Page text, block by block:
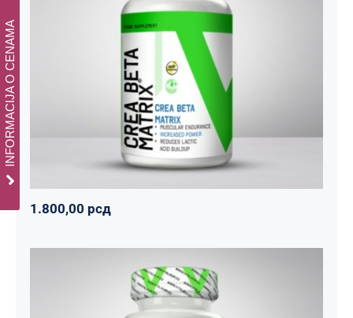
CREA BETA MATRIX
Napumpanko Svi proizvodi
1.800,00 рсд
1.800,00 рсд
INFORMACIJA O CENAMA